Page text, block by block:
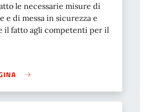
le necessarie misure di
e di messa in sicurezza e
il fatto agli competenti per il